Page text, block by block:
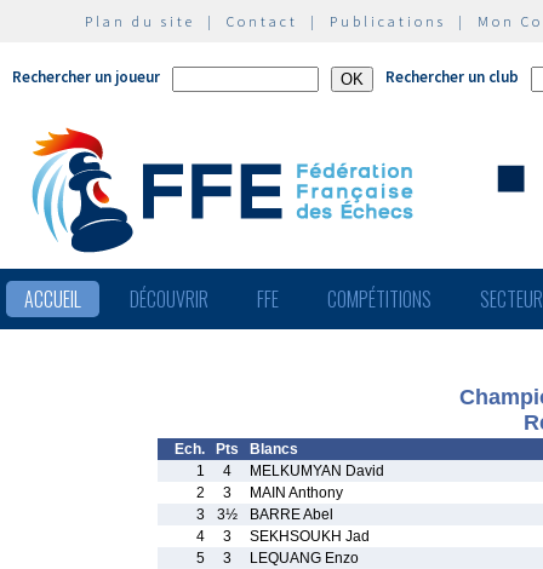
Plan du site | Contact | Publications | Mon
Rechercher un joueur Rechercher un club
ACCUEIL DÉCOUVRIR FFE COMPÉTITIONS
Ech. Pts
Blancs
1
4
MELKUMYAN David
2
3
MAIN Anthony
3
3½
BARRE Abel
4
3
SEKHSOUKH Jad
5
3
LEQUANG Enzo